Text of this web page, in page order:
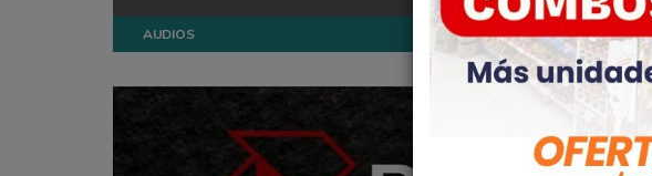
AUDIOS